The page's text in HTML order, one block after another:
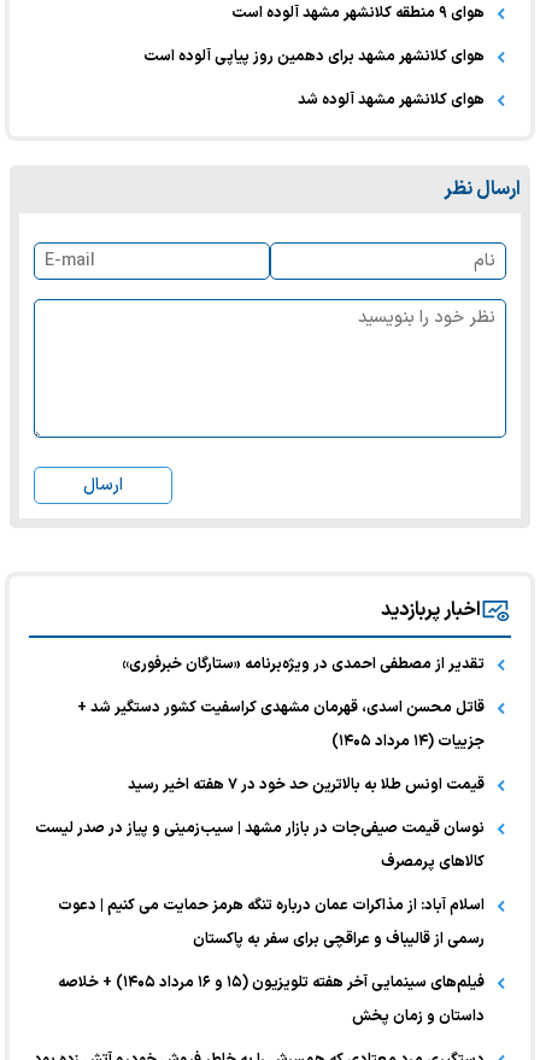
هوای ۹ منطقه کلانشهر مشهد آلوده است
هوای کلانشهر مشهد برای دهمین روز پیاپی آلوده است
هوای کلانشهر مشهد آلوده شد
ارسال نظر
ارسال
اخبار پربازدید
تقدیر از مصطفی احمدی در ویژه‌برنامه «ستارگان خبرفوری»
قاتل محسن اسدی، قهرمان مشهدی کراسفیت کشور دستگیر شد +
جزییات (۱۴ مرداد ۱۴۰۵)
قیمت اونس طلا به بالاترین حد خود در ۷ هفته اخیر رسید
نوسان قیمت صیفی‌جات در بازار مشهد | سیب‌زمینی و پیاز در صدر لیست
کالا‌های پرمصرف
اسلام آباد: از مذاکرات عمان درباره تنگه هرمز حمایت می کنیم | دعوت
رسمی از قالیباف و عراقچی برای سفر به پاکستان
فیلم‌های سینمایی آخر هفته تلویزیون (۱۵ و ۱۶ مرداد ۱۴۰۵) + خلاصه
داستان و زمان پخش